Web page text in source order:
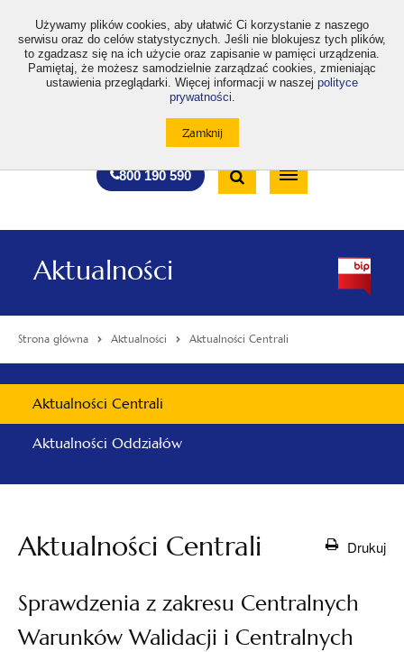
Używamy plików cookies, aby ułatwić Ci korzystanie z naszego
serwisu oraz do celów statystycznych. Jeśli nie blokujesz tych plików,
to zgadzasz się na ich użycie oraz zapisanie w pamięci urządzenia.
Pamiętaj, że możesz samodzielnie zarządzać cookies, zmieniając
ustawienia przeglądarki. Więcej informacji w naszej polityce
prywatności.
czcionkiczcionkiczcionki
A
otwiera
nowej
Bezpłatna
infolinia
800 190 590 Wyszukiwarka
Otwórz
/
Aktualności
Strona główna Aktualności Aktualności Centrali
Menu
Aktualności Centrali
Aktualności Oddziałów
Aktualności Centrali Drukuj
Sprawdzenia z zakresu Centralnych
Warunków Walidacji i Centralnych